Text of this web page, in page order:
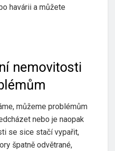
havárii a můžete
nemovitosti
můžeme problémům
nebo je naopak
se sice stačí vypařit,
špatně odvětrané,